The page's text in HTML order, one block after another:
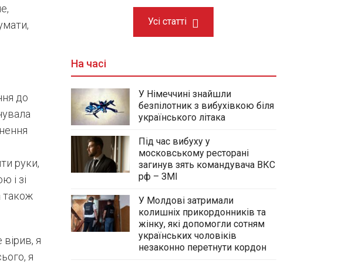
до
руки,
і зі
також
я
я
Усі статті
На часі
У Німеччині знайшли
безпілотник з вибухівкою біля
українського літака
Під час вибуху у
московському ресторані
загинув зять командувача ВКС
рф – ЗМІ
У Молдові затримали
колишніх прикордонників та
жінку, які допомогли сотням
українських чоловіків
незаконно перетнути кордон